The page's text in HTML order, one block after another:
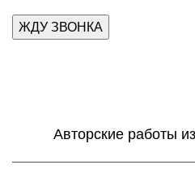
Авторские работы